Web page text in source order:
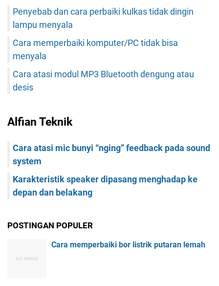
Penyebab dan cara perbaiki kulkas tidak dingin
lampu menyala
Cara memperbaiki komputer/PC tidak bisa
menyala
Cara atasi modul MP3 Bluetooth dengung atau
desis
Alfian Teknik
Cara atasi mic bunyi “nging” feedback pada sound
system
Karakteristik speaker dipasang menghadap ke
depan dan belakang
POSTINGAN POPULER
Cara memperbaiki bor listrik putaran lemah